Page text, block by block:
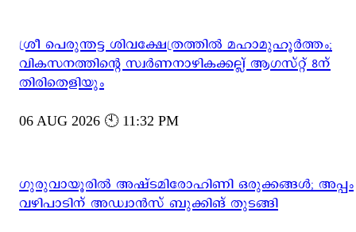
ശ്രീ പെരുന്തട്ട ശിവക്ഷേത്രത്തിൽ മഹാമുഹൂർത്തം;
വികസനത്തിന്റെ സ്വർണനാഴികക്കല്ല് ആഗസ്റ്റ് 8ന്
തിരിതെളിയും
06 AUG 2026 🕙 11:32 PM
ഗുരുവായൂരിൽ അഷ്ടമിരോഹിണി ഒരുക്കങ്ങൾ; അപ്പം
വഴിപാടിന് അഡ്വാൻസ് ബുക്കിങ് തുടങ്ങി